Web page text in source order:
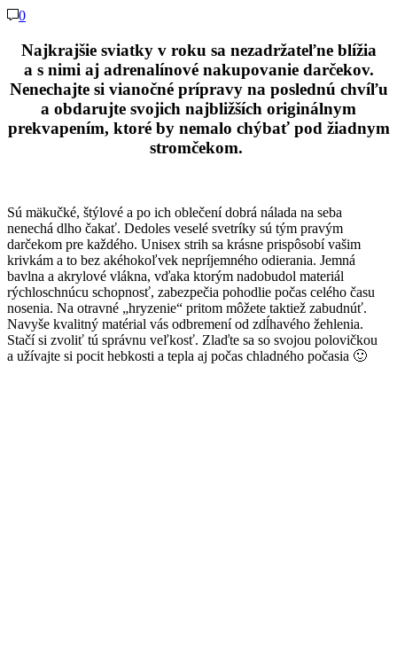
0
Najkrajšie sviatky v roku sa nezadržateľne blížia
a s nimi aj adrenalínové nakupovanie darčekov.
Nenechajte si vianočné prípravy na poslednú chvíľu
a obdarujte svojich najbližších originálnym
prekvapením, ktoré by nemalo chýbať pod žiadnym
stromčekom.
Sú mäkučké, štýlové a po ich oblečení dobrá nálada na seba
nenechá dlho čakať. Dedoles veselé svetríky sú tým pravým
darčekom pre každého. Unisex strih sa krásne prispôsobí vašim
krivkám a to bez akéhokoľvek nepríjemného odierania. Jemná
bavlna a akrylové vlákna, vďaka ktorým nadobudol materiál
rýchloschnúcu schopnosť, zabezpečia pohodlie počas celého času
nosenia. Na otravné „hryzenie“ pritom môžete taktiež zabudnúť.
Navyše kvalitný matérial vás odbremení od zdĺhavého žehlenia.
Stačí si zvoliť tú správnu veľkosť. Zlaďte sa so svojou polovičkou
a užívajte si pocit hebkosti a tepla aj počas chladného počasia 🙂